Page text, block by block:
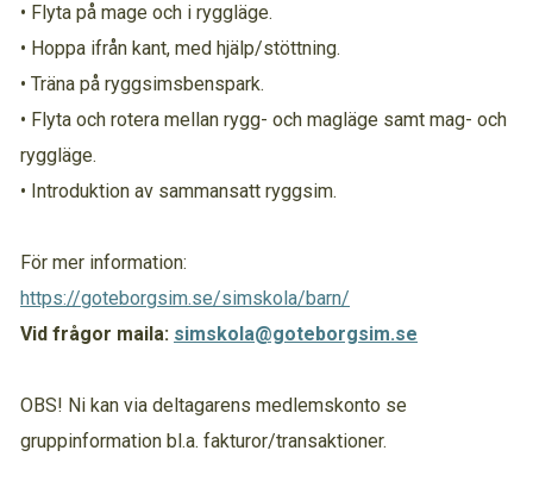
• Flyta på mage och i ryggläge.
• Hoppa ifrån kant, med hjälp/stöttning.
• Träna på ryggsimsbenspark.
• Flyta och rotera mellan rygg- och magläge samt mag- och
ryggläge.
• Introduktion av sammansatt ryggsim.
För mer information:
https://goteborgsim.se/simskola/barn/
Vid frågor maila: simskola@goteborgsim.se
OBS! Ni kan via deltagarens medlemskonto se
gruppinformation bl.a. fakturor/transaktioner.